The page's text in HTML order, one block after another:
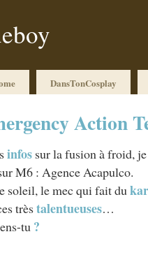
DansTonCosplay
Action
infos sur la fusion à froid,
M6 : Agence Acapulco.
soleil, le mec qui fait du
trèstalentueuses…
tu ?